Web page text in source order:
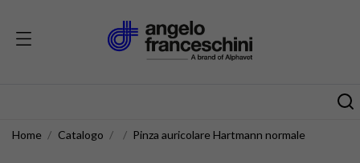
Home Catalogo Pinza auricolare Hartmann normale